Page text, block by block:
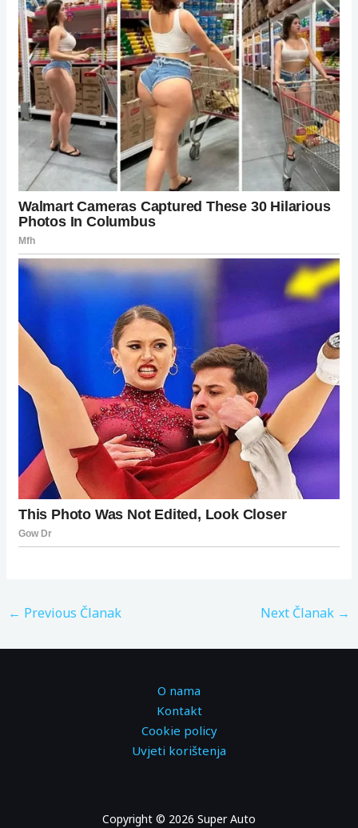
← Previous Članak Next Članak →
O nama
Kontakt
Cookie policy
Uvjeti korištenja
Copyright © 2026 Super Auto